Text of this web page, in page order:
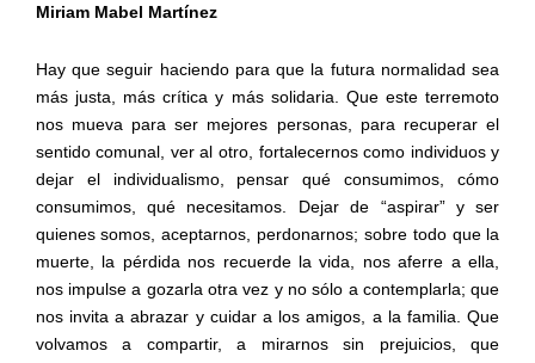
Miriam Mabel Martínez
Hay que seguir haciendo para que la futura normalidad sea
más justa, más crítica y más solidaria. Que este terremoto
nos mueva para ser mejores personas, para recuperar el
sentido comunal, ver al otro, fortalecernos como individuos y
dejar el individualismo, pensar qué consumimos, cómo
consumimos, qué necesitamos. Dejar de “aspirar” y ser
quienes somos, aceptarnos, perdonarnos; sobre todo que la
muerte, la pérdida nos recuerde la vida, nos aferre a ella,
nos impulse a gozarla otra vez y no sólo a contemplarla; que
nos invita a abrazar y cuidar a los amigos, a la familia. Que
volvamos a compartir, a mirarnos sin prejuicios, que